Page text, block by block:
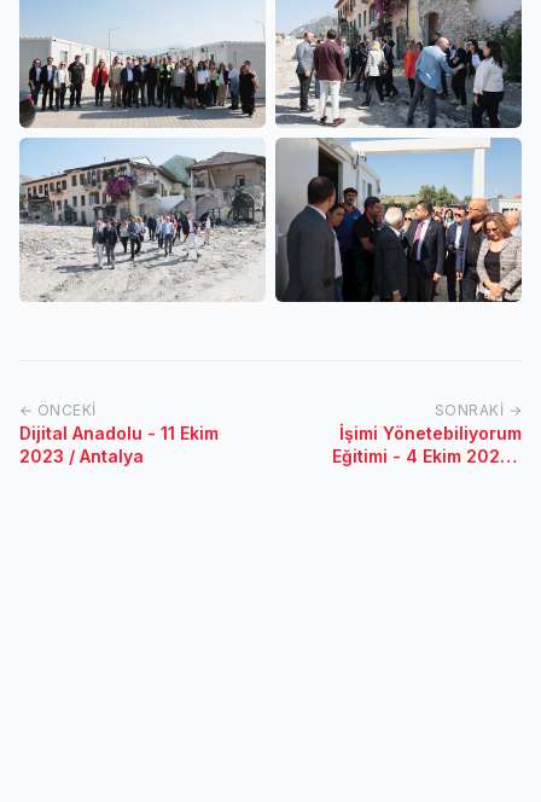
← ÖNCEKI
Dijital Anadolu - 11 Ekim
2023 / Antalya
SONRAKI →
İşimi Yönetebiliyorum
Eğitimi - 4 Ekim 2023 /